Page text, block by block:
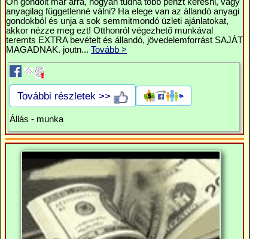
anyagilag függetlenné válni? Ha elege van az állandó anyagi
gondokból és unja a sok semmitmondó üzleti ajánlatokat,
akkor nézze meg ezt! Otthonról végezhető munkával
teremts EXTRA bevételt és állandó, jövedelemforrást SAJÁT
MAGADNAK. joutn... Tovább >
További részletek >>
Állás - munka